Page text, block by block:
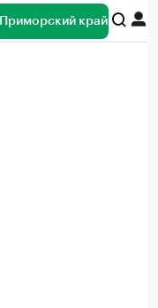
Приморский край